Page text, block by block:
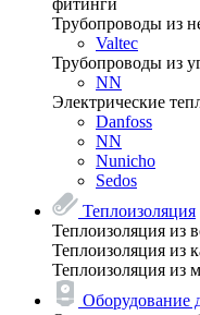
фитинги
Трубопроводы из
Valtec
Трубопроводы из
NN
Электрические
Danfoss
NN
Nunicho
Sedos
Теплоизоляция
Теплоизоляция из
Теплоизоляция из
Теплоизоляция из
Оборудование